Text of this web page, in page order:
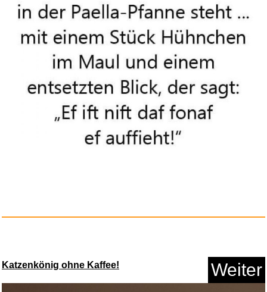
Anzeige
Katzenkönig ohne Kaffee! Weiter